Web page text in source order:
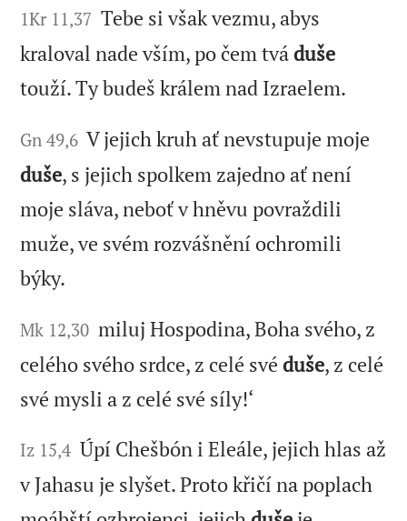
1Kr 11,37 Tebe si však vezmu, abys
kraloval nade vším, po čem tvá duše
touží. Ty budeš králem nad Izraelem.
Gn 49,6 V jejich kruh ať nevstupuje moje
duše, s jejich spolkem zajedno ať není
moje sláva, neboť v hněvu povraždili
muže, ve svém rozvášnění ochromili
býky.
Mk 12,30 miluj Hospodina, Boha svého, z
celého svého srdce, z celé své duše, z celé
své mysli a z celé své síly!‘
Iz 15,4 Úpí Chešbón i Eleále, jejich hlas až
v Jahasu je slyšet. Proto křičí na poplach